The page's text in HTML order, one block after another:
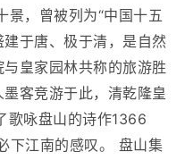
景，曾被列为“中国十五
于唐、极于清，是自然
皇家园林共称的旅游胜
客竞游于此，清乾隆皇
歌咏盘山的诗作1366
下江南的感叹。 盘山集